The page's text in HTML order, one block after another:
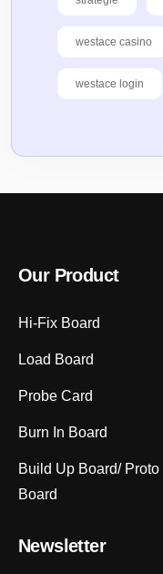
westace casino
westace login
Our Product
Hi-Fix Board
Load Board
Probe Card
Burn In Board
Build Up Board/ Proto
Board
Newsletter